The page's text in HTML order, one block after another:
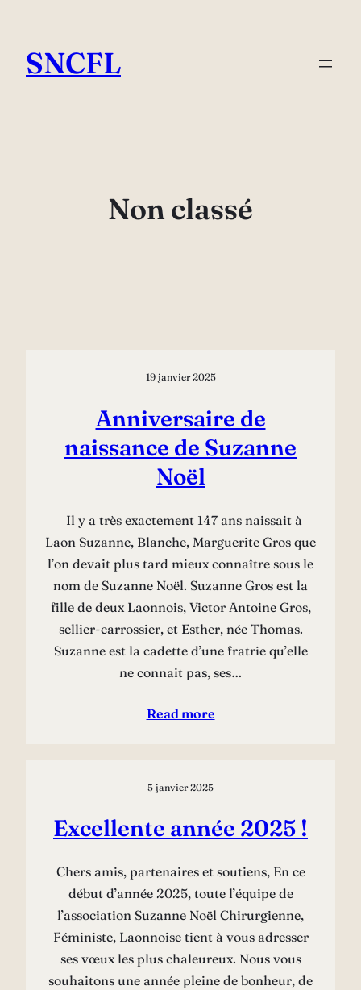
contenu
SNCFL
Non classé
19 janvier 2025
Anniversaire de
naissance de Suzanne
Noël
Il y a très exactement 147 ans naissait à
Laon Suzanne, Blanche, Marguerite Gros que
l’on devait plus tard mieux connaître sous le
nom de Suzanne Noël. Suzanne Gros est la
fille de deux Laonnois, Victor Antoine Gros,
sellier-carrossier, et Esther, née Thomas.
Suzanne est la cadette d’une fratrie qu’elle
ne connait pas, ses…
Read more
5 janvier 2025
Excellente année 2025 !
Chers amis, partenaires et soutiens, En ce
début d’année 2025, toute l’équipe de
l’association Suzanne Noël Chirurgienne,
Féministe, Laonnoise tient à vous adresser
ses vœux les plus chaleureux. Nous vous
souhaitons une année pleine de bonheur, de